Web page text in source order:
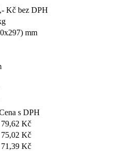
Kč bez DPH
mm
s DPH
79,62 Kč
75,02 Kč
71,39 Kč